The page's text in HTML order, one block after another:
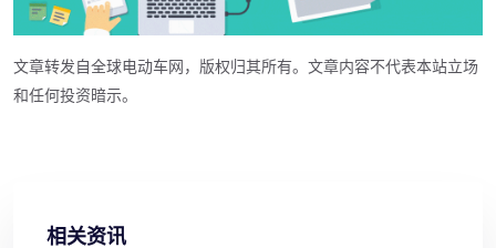
文章转发自全球电动车网，版权归其所有。文章内容不代表本站立场
和任何投资暗示。
相关资讯